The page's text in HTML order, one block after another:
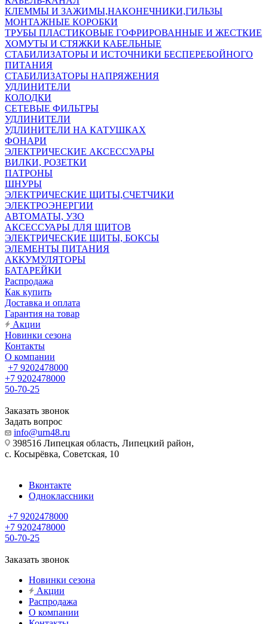
КЛЕММЫ И ЗАЖИМЫ,НАКОНЕЧНИКИ,ГИЛЬЗЫ
МОНТАЖНЫЕ КОРОБКИ
ТРУБЫ ПЛАСТИКОВЫЕ ГОФРИРОВАННЫЕ И ЖЕСТКИЕ
ХОМУТЫ И СТЯЖКИ КАБЕЛЬНЫЕ
СТАБИЛИЗАТОРЫ И ИСТОЧНИКИ БЕСПЕРЕБОЙНОГО
ПИТАНИЯ
СТАБИЛИЗАТОРЫ НАПРЯЖЕНИЯ
УДЛИНИТЕЛИ
КОЛОДКИ
СЕТЕВЫЕ ФИЛЬТРЫ
УДЛИНИТЕЛИ
УДЛИНИТЕЛИ НА КАТУШКАХ
ФОНАРИ
ЭЛЕКТРИЧЕСКИЕ АКСЕССУАРЫ
ВИЛКИ, РОЗЕТКИ
ПАТРОНЫ
ШНУРЫ
ЭЛЕКТРИЧЕСКИЕ ЩИТЫ,СЧЕТЧИКИ
ЭЛЕКТРОЭНЕРГИИ
АВТОМАТЫ, УЗО
АКСЕССУАРЫ ДЛЯ ЩИТОВ
ЭЛЕКТРИЧЕСКИЕ ЩИТЫ, БОКСЫ
ЭЛЕМЕНТЫ ПИТАНИЯ
АККУМУЛЯТОРЫ
БАТАРЕЙКИ
Распродажа
Как купить
Доставка и оплата
Гарантия на товар
Акции
Новинки сезона
Контакты
О компании
+7 9202478000
+7 9202478000
50-70-25
Заказать звонок
Задать вопрос
info@urn48.ru
398516 Липецкая область, Липецкий район,
с. Косырёвка, Советская, 10
Вконтакте
Одноклассники
+7 9202478000
+7 9202478000
50-70-25
Заказать звонок
Новинки сезона
Акции
Распродажа
О компании